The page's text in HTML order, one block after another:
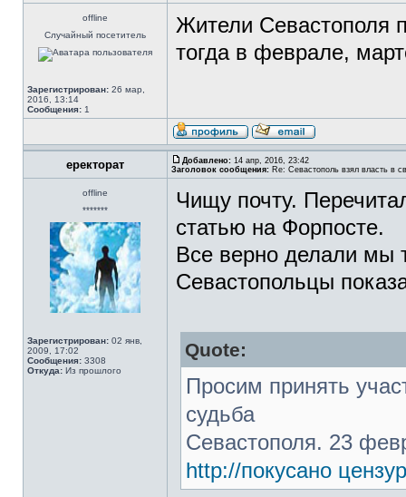
offline
Случайный посетитель
Зарегистрирован: 26 мар,
2016, 13:14
Сообщения: 1
Жители Севастополя
тогда в феврале,
еректорат Добавлено: 14 апр, 2016, 23:42
Заголовок сообщения: Re: Севастополь взял власть в
offline
*******
Зарегистрирован: 02 янв,
2009, 17:02
Сообщения: 3308
Откуда: Из прошлого
Чищу почту.
статью на Форпосте.
Все верно делали мы
Севастопольцы
Quote:
Просим принять
судьба
Севастополя. 23
http://покусано